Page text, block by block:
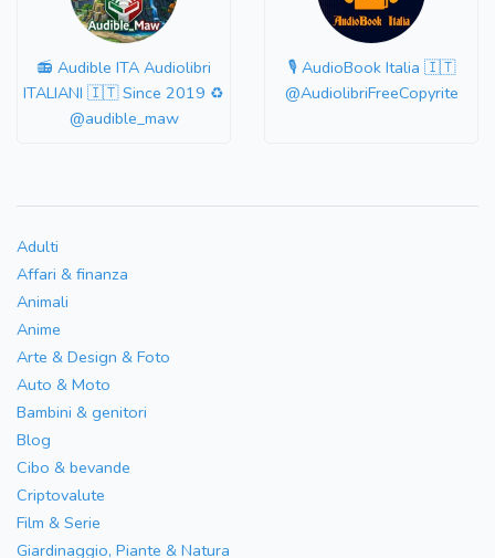
📻 Audible ITA Audiolibri
ITALIANI 🇮🇹 Since 2019 ♻️
@audible_maw
🎙 AudioBook Italia 🇮🇹
@AudiolibriFreeCopyrite
Adulti
Affari & finanza
Animali
Anime
Arte & Design & Foto
Auto & Moto
Bambini & genitori
Blog
Cibo & bevande
Criptovalute
Film & Serie
Giardinaggio, Piante & Natura